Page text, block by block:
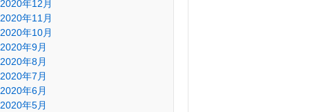
2020年12月
2020年11月
2020年10月
2020年9月
2020年8月
2020年7月
2020年6月
2020年5月